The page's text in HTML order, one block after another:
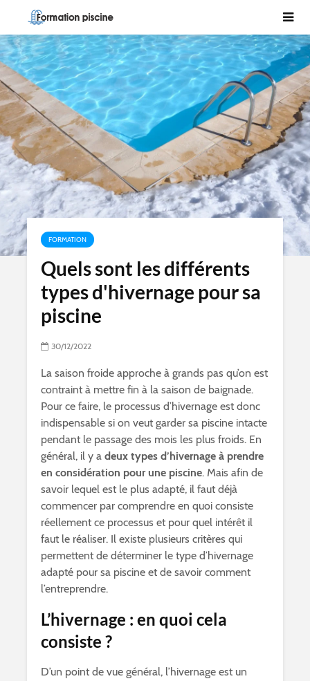
FORMATION
Quels sont les différents
types d'hivernage pour sa
piscine
30/12/2022
La saison froide approche à grands pas qu’on est
contraint à mettre fin à la saison de baignade.
Pour ce faire, le processus d’hivernage est donc
indispensable si on veut garder sa piscine intacte
pendant le passage des mois les plus froids. En
général, il y a deux types d’hivernage à prendre
en considération pour une piscine. Mais afin de
savoir lequel est le plus adapté, il faut déjà
commencer par comprendre en quoi consiste
réellement ce processus et pour quel intérêt il
faut le réaliser. Il existe plusieurs critères qui
permettent de déterminer le type d’hivernage
adapté pour sa piscine et de savoir comment
l’entreprendre.
L’hivernage : en quoi cela
consiste ?
D’un point de vue général, l’hivernage est un